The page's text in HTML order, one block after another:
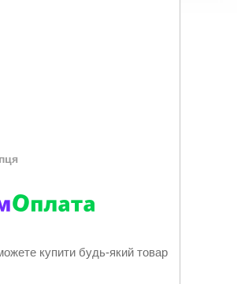
купити будь-який товар